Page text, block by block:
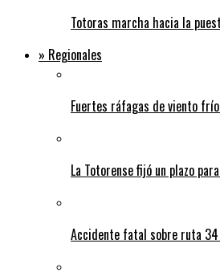
Totoras marcha hacia la
» Regionales
Fuertes ráfagas de viento
La Totorense fijó un plazo
Accidente fatal sobre ruta